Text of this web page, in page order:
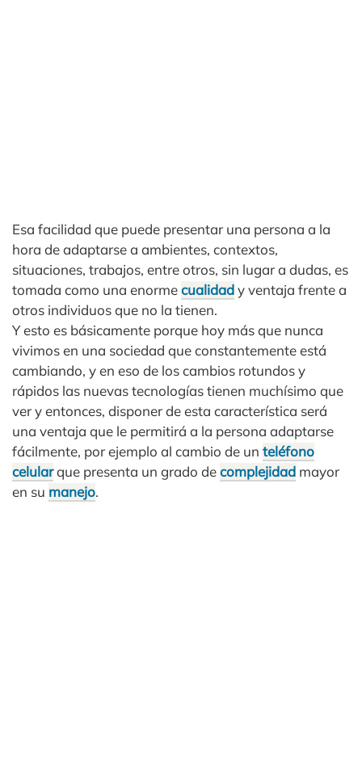
Esa facilidad que puede presentar una persona a la
hora de adaptarse a ambientes, contextos,
situaciones, trabajos, entre otros, sin lugar a dudas, es
tomada como una enormecualidady ventaja frente a
otros individuos que no la tienen.
Y esto es básicamente porque hoy más que nunca
vivimos en una sociedad que constantemente está
cambiando, y en eso de los cambios rotundos y
rápidos las nuevas tecnologías tienen muchísimo que
ver y entonces, disponer de esta característica será
una ventaja que le permitirá a la persona adaptarse
fácilmente, por ejemplo al cambio de un teléfono
celularque presenta un grado decomplejidad mayor
en su manejo.